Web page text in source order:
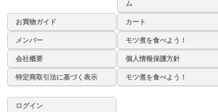
ム
お買物ガイド カート
メンバー モツ煮を食べよう！
会社概要 個人情報保護方針
特定商取引法に基づく表示 モツ煮を食べよう！
ログイン